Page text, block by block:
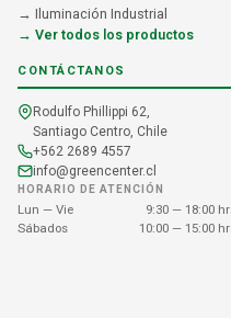
→ Iluminación Industrial
→ Ver todos los productos
CONTÁCTANOS
Rodulfo Phillippi 62,
Santiago Centro, Chile
+562 2689 4557
info@greencenter.cl
HORARIO DE ATENCIÓN
Lun — Vie
9:30 — 18:00
Sábados
10:00 — 15:00